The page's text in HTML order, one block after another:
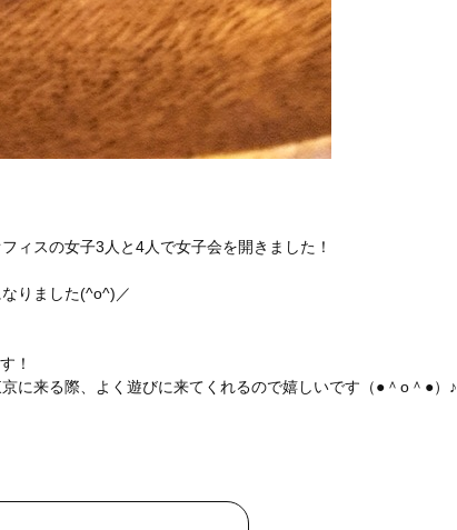
ィスの女子3人と4人で女子会を開きました！
りました(^o^)／
！
に来る際、よく遊びに来てくれるので嬉しいです（●＾o＾●）♪